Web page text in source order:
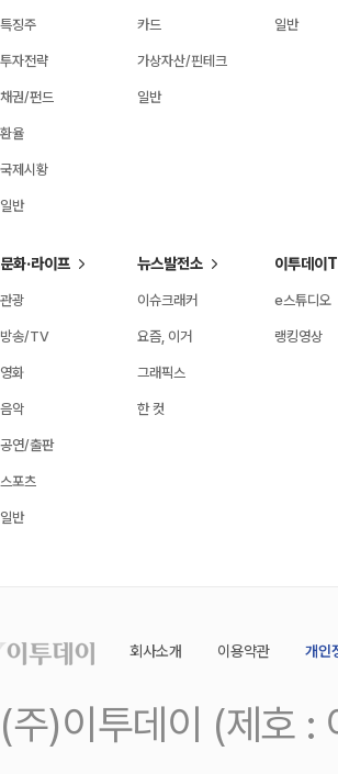
특징주
투자전략
채권/펀드
환율
국제시황
일반
카드
가상자산/핀테크
일반
일반
문화·라이프
관광
방송/TV
영화
음악
공연/출판
스포츠
일반
뉴스발전소
이슈크래커
요즘, 이거
그래픽스
한 컷
이투데이
e스튜디오
랭킹영상
회사소개 이용약관 개인
(주)이투데이 (제호